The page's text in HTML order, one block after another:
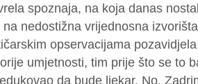
spoznaja, na koja danas
nedostižna vrijednosna
opservacijama
umjetnosti, tim prije što se to
da bude ljekar. No,